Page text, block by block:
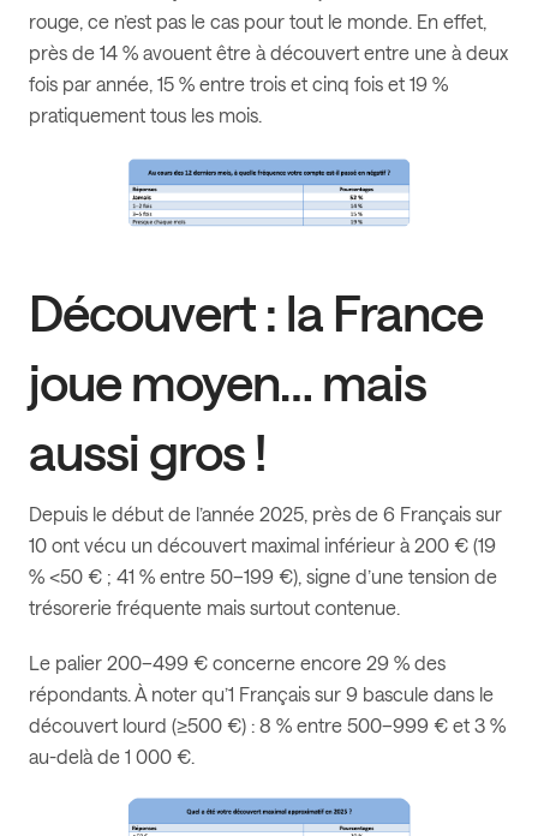
rouge, ce n’est pas le cas pour tout le monde. En effet,
près de 14 % avouent être à découvert entre une à deux
fois par année, 15 % entre trois et cinq fois et 19 %
pratiquement tous les mois.
Découvert : la France
joue moyen… mais
aussi gros !
Depuis le début de l’année 2025, près de 6 Français sur
10 ont vécu un découvert maximal inférieur à 200 € (19
% <50 € ; 41 % entre 50–199 €), signe d’une tension de
trésorerie fréquente mais surtout contenue.
Le palier 200–499 € concerne encore 29 % des
répondants. À noter qu’1 Français sur 9 bascule dans le
découvert lourd (≥500 €) : 8 % entre 500–999 € et 3 %
au-delà de 1 000 €.